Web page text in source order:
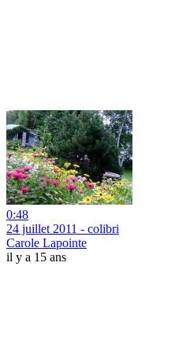
0:48
24 juillet 2011 - colibri
Carole Lapointe
il y a 15 ans